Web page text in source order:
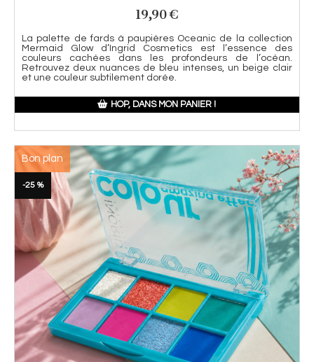
19,90€
La palette de fards à paupières Oceanic de la collection
Mermaid Glow d’Ingrid Cosmetics est l’essence des
couleurs cachées dans les profondeurs de l’océan.
Retrouvez deux nuances de bleu intenses, un beige clair
et une couleur subtilement dorée.
HOP, DANS MON PANIER !
Bon plan
-25 %